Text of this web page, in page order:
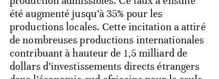
été augmenté jusqu’à 35% pour les
productions locales. Cette incitation a attiré
de nombreuses productions internationales
contribuant à hauteur de 1,5 milliard de
dollars d’investissements directs étrangers